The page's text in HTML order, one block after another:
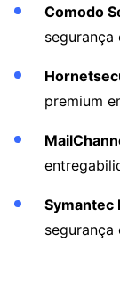
Comodo
segurança
premium
Symantec
segurança